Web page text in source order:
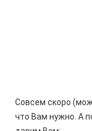
Совсем скоро
что Вам нужно. А